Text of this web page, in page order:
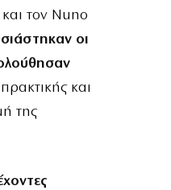
τον Nuno
οι
και
της